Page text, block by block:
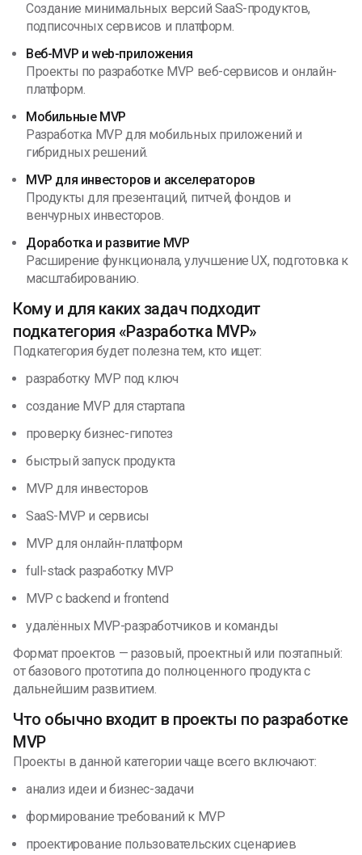
Создание минимальных версий SaaS-продуктов,
подписочных сервисов и платформ.
Веб-MVP и web-приложения
Проекты по разработке MVP веб-сервисов и онлайн-
платформ.
Мобильные MVP
Разработка MVP для мобильных приложений и
гибридных решений.
MVP для инвесторов и акселераторов
Продукты для презентаций, питчей, фондов и
венчурных инвесторов.
Доработка и развитие MVP
Расширение функционала, улучшение UX, подготовка к
масштабированию.
Кому и для каких задач подходит
подкатегория «Разработка MVP»
Подкатегория будет полезна тем, кто ищет:
разработку MVP под ключ
создание MVP для стартапа
проверку бизнес-гипотез
быстрый запуск продукта
MVP для инвесторов
SaaS-MVP и сервисы
MVP для онлайн-платформ
full-stack разработку MVP
MVP с backend и frontend
удалённых MVP-разработчиков и команды
Формат проектов — разовый, проектный или поэтапный:
от базового прототипа до полноценного продукта с
дальнейшим развитием.
Что обычно входит в проекты по разработке
MVP
Проекты в данной категории чаще всего включают:
анализ идеи и бизнес-задачи
формирование требований к MVP
проектирование пользовательских сценариев